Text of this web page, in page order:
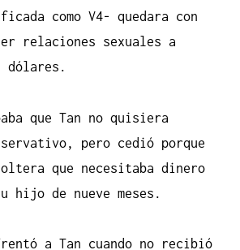
como V4- quedara con
relaciones sexuales a
dólares.
que Tan no quisiera
pero cedió porque
que necesitaba dinero
hijo de nueve meses.
a Tan cuando no recibió